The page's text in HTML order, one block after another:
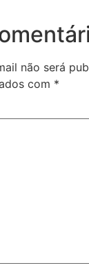
não será
com *